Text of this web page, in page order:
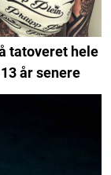
tatoveret hele
år senere